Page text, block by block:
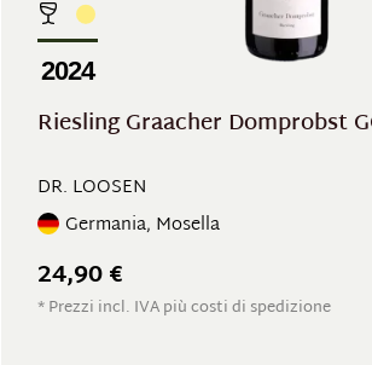
2024
Riesling Graacher Domprobst
DR. LOOSEN
Germania, Mosella
24,90 €
* Prezzi incl. IVA più costi di spedizione